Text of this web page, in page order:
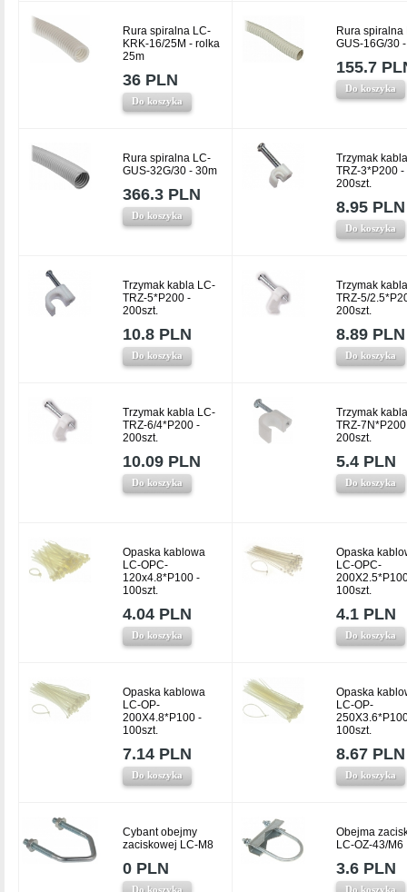
Rura spiralna LC-
KRK-16/25M - rolka
25m
36 PLN
Do koszyka
Rura spiralna
GUS-16G/30
155.7
Do koszyka
Rura spiralna LC-
GUS-32G/30 - 30m
366.3 PLN
Do koszyka
Trzymak
TRZ-3*P200 -
200szt.
8.95 PLN
Do koszyka
Trzymak kabla LC-
TRZ-5*P200 -
200szt.
10.8 PLN
Do koszyka
Trzymak
TRZ-5/
200szt.
8.89 PLN
Do koszyka
Trzymak kabla LC-
TRZ-6/4*P200 -
200szt.
10.09 PLN
Do koszyka
Trzymak
TRZ-
200szt.
5.4 PLN
Do koszyka
Opaska kablowa
LC-OPC-
120x4.8*P100 -
100szt.
4.04 PLN
Do koszyka
Opaska
LC-OPC-
100szt.
4.1 PLN
Do koszyka
Opaska kablowa
LC-OP-
200X4.8*P100 -
100szt.
7.14 PLN
Do koszyka
Opaska
LC-OP-
100szt.
8.67 PLN
Do koszyka
Cybant obejmy
zaciskowej LC-M8
0 PLN
Do koszyka
Obejma
LC-OZ-43/M6
3.6 PLN
Do koszyka